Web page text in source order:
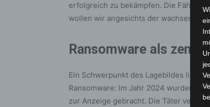
erfolgreich zu bekämpfen. Die
wollen wir angesichts der wachsenden
Ransomware als
Ein Schwerpunkt des Lagebildes liegt
Ransomware: Im Jahr 2024 wurden
zur Anzeige gebracht. Die Täter